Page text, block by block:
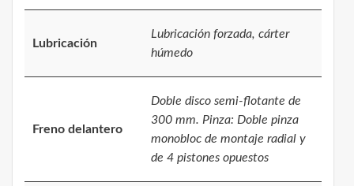
Lubricación
Lubricación forzada, cárter
húmedo
Freno delantero
Doble disco semi-flotante de
300 mm. Pinza: Doble pinza
monobloc de montaje radial y
de 4 pistones opuestos